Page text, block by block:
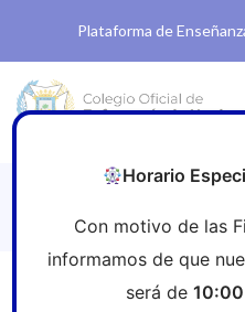
Plataforma de
Sala de prensa»¡
Horario
Con motivo de las
informamos de que
será de